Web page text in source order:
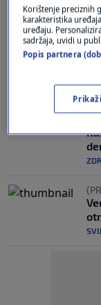
Korištenje preciznih
karakteristika
uređaju.
sadržaja, uvidi u
Popis partnera